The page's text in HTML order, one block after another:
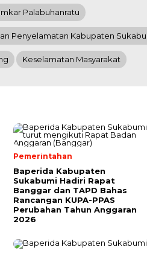
Palabuhanratu
Penyelamatan Kabupaten
Keselamatan Masyarakat
Pemerintahan
Baperida Kabupaten
Sukabumi Hadiri Rapat
Banggar dan TAPD Bahas
Rancangan KUPA-PPAS
Perubahan Tahun Anggaran
2026